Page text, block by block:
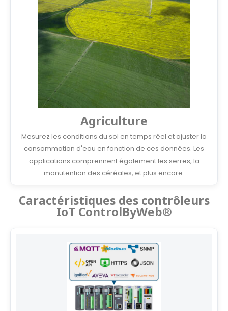
Agriculture
Mesurez les conditions du sol en temps réel et ajuster la
consommation d'eau en fonction de ces données. Les
applications comprennent également les serres, la
manutention des céréales, et plus encore.
Caractéristiques des contrôleurs
IoT ControlByWeb®